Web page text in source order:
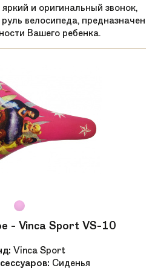
и оригинальный звонок,
велосипеда, предназначен
Вашего ребенка.
- Vinca Sport VS-10
Vinca Sport
Сиденья